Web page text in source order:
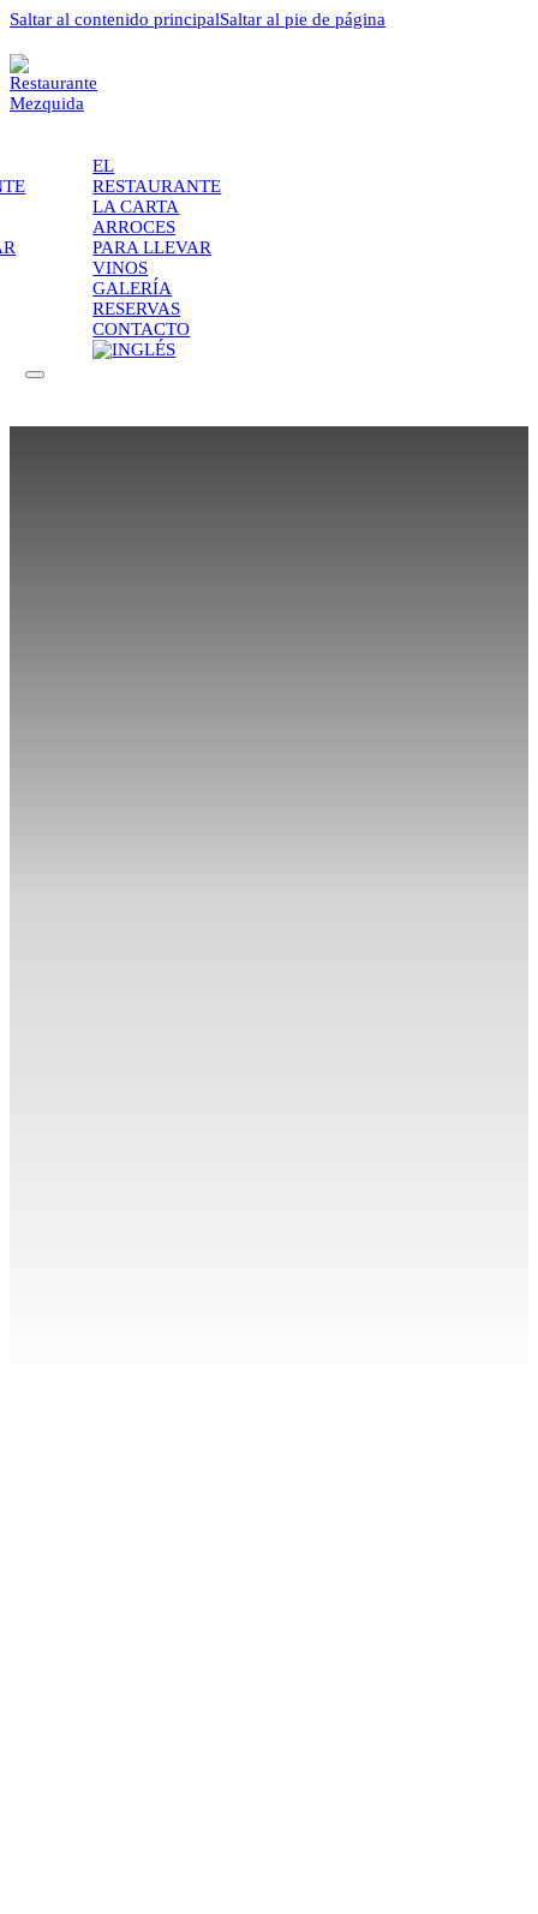
Saltar al contenido principalSaltar al pie de página
EL
RESTAURANTE
LA CARTA
ARROCES
PARA LLEVAR
VINOS
GALERÍA
RESERVAS
CONTACTO